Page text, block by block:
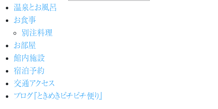
温泉とお風呂
お食事
別注料理
お部屋
館内施設
宿泊予約
交通アクセス
ブログ『ときめきピチピチ便り』